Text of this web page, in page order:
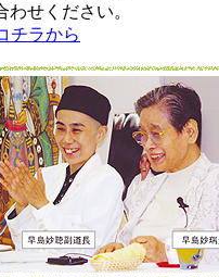
せください。
チラから